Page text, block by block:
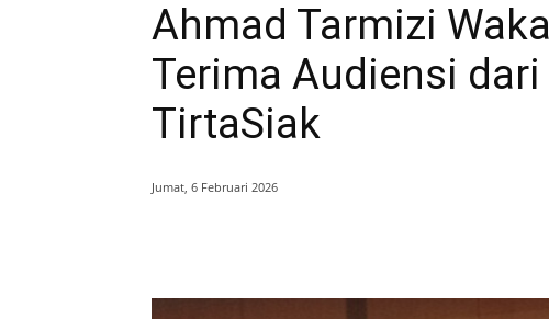
Ahmad Tarmizi
Terima Audiensi dari
TirtaSiak
Jumat, 6 Februari 2026